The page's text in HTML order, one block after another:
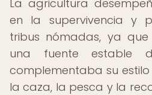
La agricultura
en la supervivencia y
tribus nómadas, ya
una fuente estable
complementaba su
la caza, la pesca y la